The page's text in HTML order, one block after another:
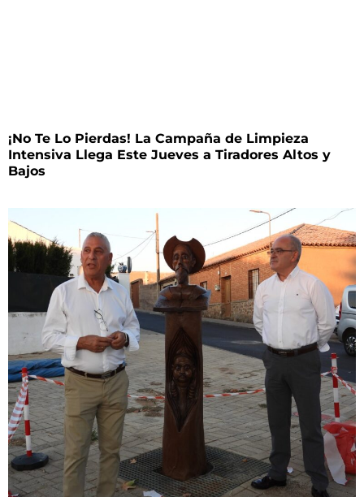
¡No Te Lo Pierdas! La Campaña de Limpieza
Intensiva Llega Este Jueves a Tiradores Altos y
Bajos